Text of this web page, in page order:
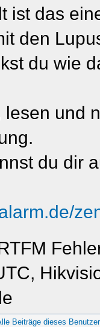
ist das
den
du wie
lesen und
du dir